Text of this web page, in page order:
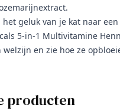
geluk van je kat naar
5-in-1 Multivitamine
welzijn en zie hoe ze
producten